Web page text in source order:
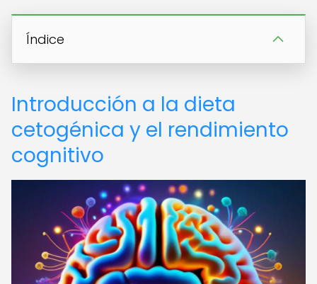
Índice
Introducción a la dieta
cetogénica y el rendimiento
cognitivo